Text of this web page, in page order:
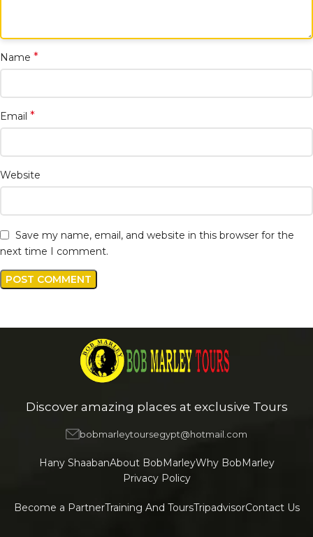
Name *
Email *
Website
Save my name, email, and website in this browser for the
next time I comment.
Discover amazing places at exclusive Tours
bobmarleytoursegypt@hotmail.com
Hany ShaabanAbout BobMarleyWhy BobMarley
Privacy Policy
Become a PartnerTraining And ToursTripadvisorContact Us